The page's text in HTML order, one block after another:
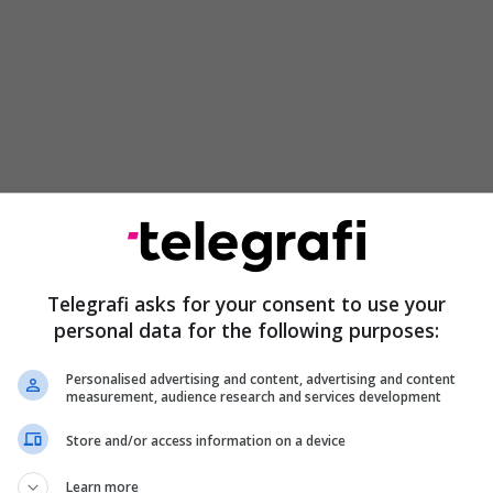
e saj, të cilët përfshinin gjithashtu SK Telecom
Doosan Group, nuk e zbuluan vlerën e
i dytë më i madh familjar i Koresë së Jugut,
Hynix dhe SK Telecom kishin rënë dakord për
n.
të memories SK Hynix nënshkroi një partneritet
që do ta shohë atë të angazhohet për të
Telegrafi asks for your consent to use your
personal data for the following purposes:
Personalised advertising and content, advertising and content
measurement, audience research and services development
Store and/or access information on a device
Learn more